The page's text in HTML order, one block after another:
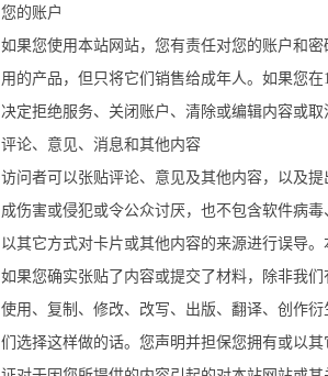
您的账户
如果您使用本站网站，您有责任对您的账户和
用的产品，但只将它们销售给成年人。如果您
决定拒绝服务、关闭账户、清除或编辑内容或取
评论、意见、消息和其他内容
访问者可以张贴评论、意见及其他内容，以及
成伤害或侵犯或令公众讨厌，也不包含软件病
以其它方式对卡片或其他内容的来源进行误导
如果您确实张贴了内容或提交了材料，除非我
使用、复制、修改、改写、出版、翻译、创作
们选择这样做的话。您声明并担保您拥有或以